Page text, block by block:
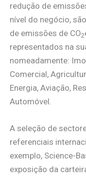
redução de
nível do negócio,
de emissões de CO2
representados na
nomeadamente:
Comercial,
Energia, Aviação,
Automóvel.
A seleção de
referenciais
exemplo, Science-
exposição da